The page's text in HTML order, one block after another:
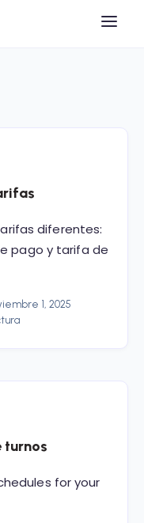
diferentes:
pago y tarifa de
1, 2025
turnos
for your